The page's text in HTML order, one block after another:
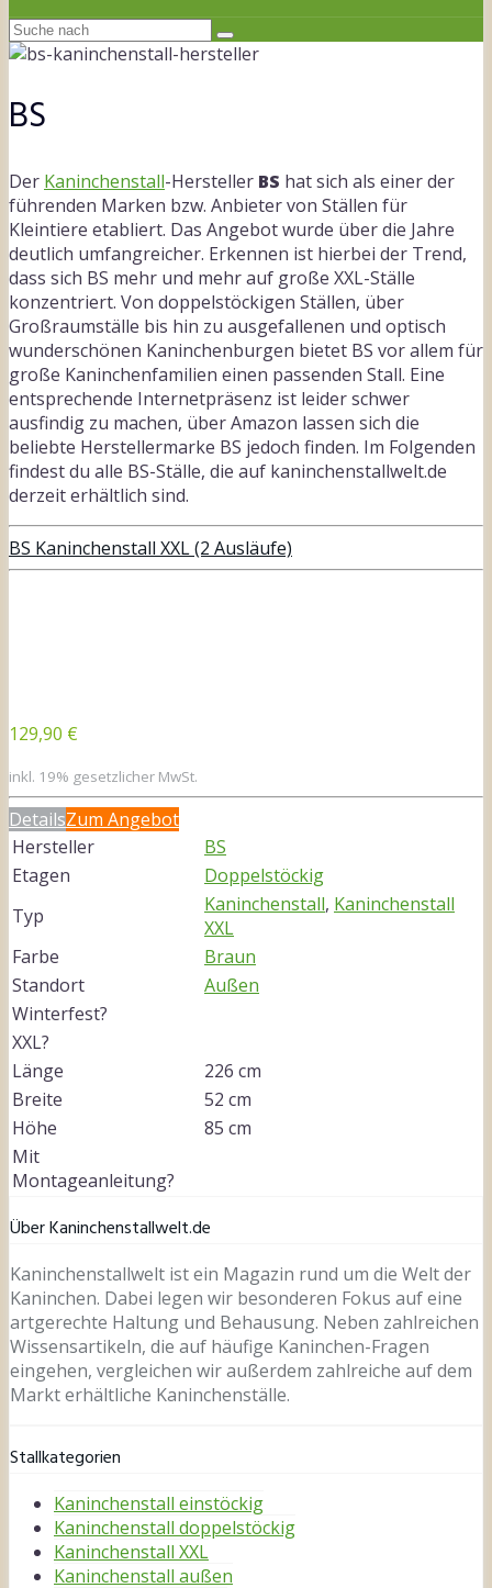
BS
Der Kaninchenstall-Hersteller BS hat sich als einer der
führenden Marken bzw. Anbieter von Ställen für
Kleintiere etabliert. Das Angebot wurde über die Jahre
deutlich umfangreicher. Erkennen ist hierbei der Trend,
dass sich BS mehr und mehr auf große XXL-Ställe
konzentriert. Von doppelstöckigen Ställen, über
Großraumställe bis hin zu ausgefallenen und optisch
wunderschönen Kaninchenburgen bietet BS vor allem für
große Kaninchenfamilien einen passenden Stall. Eine
entsprechende Internetpräsenz ist leider schwer
ausfindig zu machen, über Amazon lassen sich die
beliebte Herstellermarke BS jedoch finden. Im Folgenden
findest du alle BS-Ställe, die auf kaninchenstallwelt.de
derzeit erhältlich sind.
BS Kaninchenstall XXL (2 Ausläufe)
129,90 €
inkl. 19% gesetzlicher MwSt.
DetailsZum Angebot
Hersteller
BS
Etagen
Doppelstöckig
Typ
Kaninchenstall, Kaninchenstall
XXL
Farbe
Braun
Standort
Außen
Winterfest?
XXL?
Länge
226 cm
Breite
52 cm
Höhe
85 cm
Mit
Montageanleitung?
Über Kaninchenstallwelt.de
Kaninchenstallwelt ist ein Magazin rund um die Welt der
Kaninchen. Dabei legen wir besonderen Fokus auf eine
artgerechte Haltung und Behausung. Neben zahlreichen
Wissensartikeln, die auf häufige Kaninchen-Fragen
eingehen, vergleichen wir außerdem zahlreiche auf dem
Markt erhältliche Kaninchenställe.
Stallkategorien
Kaninchenstall einstöckig
Kaninchenstall doppelstöckig
Kaninchenstall XXL
Kaninchenstall außen